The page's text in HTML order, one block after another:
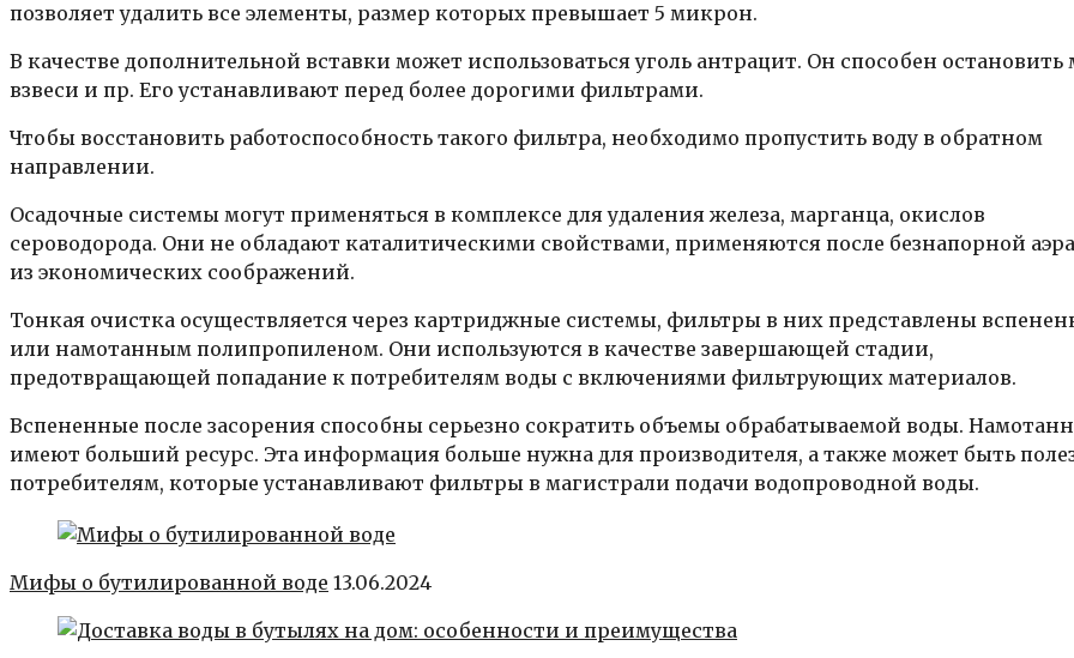
позволяет удалить все элементы, размер которых превышает 5 микрон.
В качестве дополнительной вставки может использоваться уголь антрацит. Он способен остановить
взвеси и пр. Его устанавливают перед более дорогими фильтрами.
Чтобы восстановить работоспособность такого фильтра, необходимо пропустить воду в обратном
направлении.
Осадочные системы могут применяться в комплексе для удаления железа, марганца, окислов
сероводорода. Они не обладают каталитическими свойствами, применяются после безнапорной
из экономических соображений.
Тонкая очистка осуществляется через картриджные системы, фильтры в них представлены
или намотанным полипропиленом. Они используются в качестве завершающей стадии,
предотвращающей попадание к потребителям воды с включениями фильтрующих материалов.
Вспененные после засорения способны серьезно сократить объемы обрабатываемой воды.
имеют больший ресурс. Эта информация больше нужна для производителя, а также может быть
потребителям, которые устанавливают фильтры в магистрали подачи водопроводной воды.
Мифы о бутилированной воде 13.06.2024